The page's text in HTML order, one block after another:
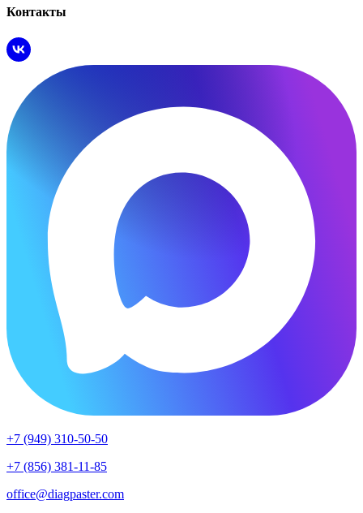
Контакты
+7 (949) 310-50-50
+7 (856) 381-11-85
office@diagpaster.com